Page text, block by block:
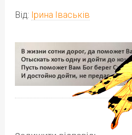
Від: Ірина Іваськів